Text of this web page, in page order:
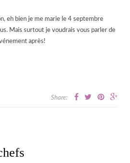
eh bien je me marie le 4 septembre
Mais surtout je voudrais vous parler de
après!
Share: